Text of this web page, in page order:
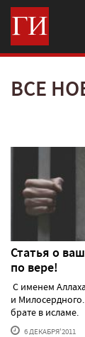
ВСЕ
Статья о
по вере!
С именем
и
брате в
6 ДЕКАБРЯ'2011